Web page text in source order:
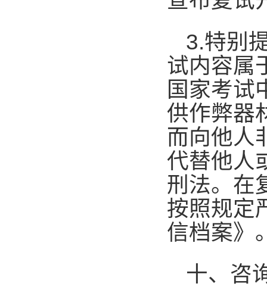
3.特别
试内容属
国家考试
供作弊器
而向他人
代替他人
刑法。在
按照规定
信档案》
十、咨